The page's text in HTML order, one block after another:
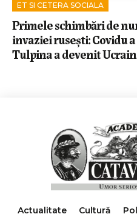
ET SI CETERA SOCIALA
Primele schimbări de
invaziei rusești: Covidu
Tulpina a devenit
Actualitate Cultură